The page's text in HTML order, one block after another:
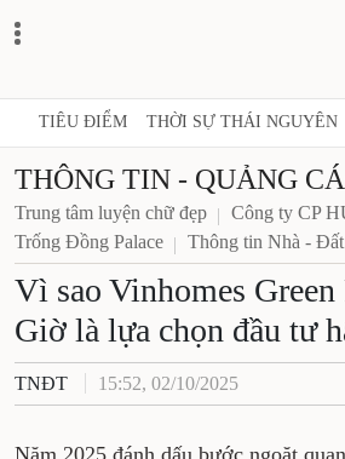
TIÊU ĐIỂM THỜI SỰ THÁI NGUYÊN
THÔNG TIN - QUẢNG
Trung tâm luyện chữ đẹp
Công ty CP HUNONIC Việt Nam
Trống Đồng Palace
Thông tin Nhà - Đất Thái Nguyên
Vì sao Vinhomes
Paradise Cần Giờ là